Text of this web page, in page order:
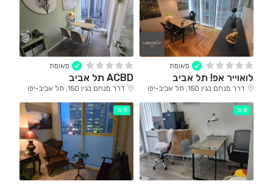
מאומת
לואוייר אפ! תל אביב
דרך מנחם בגין 150, תל אביב-יפו
מאומת
ACBD תל אביב
דרך מנחם בגין 150, תל אביב-יפו
8 מ' 8 מ'